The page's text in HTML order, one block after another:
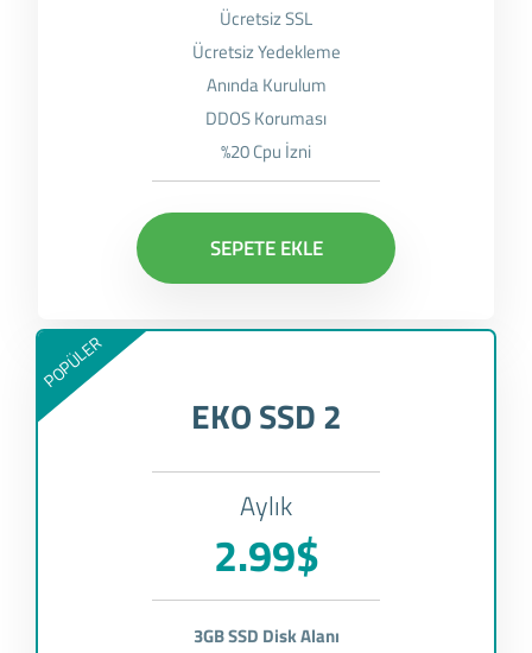
Ücretsiz SSL
Ücretsiz Yedekleme
Anında Kurulum
DDOS Koruması
%20 Cpu İzni
SEPETE EKLE
POPÜLER
EKO SSD 2
Aylık
2.99$
3GB SSD Disk Alanı